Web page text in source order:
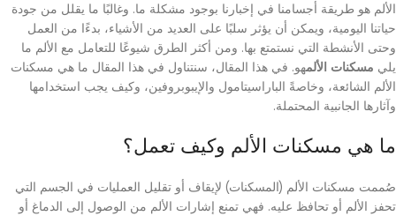
الألم هو طريقة أجسامنا في إخبارنا بوجود مشكلة ما. وغالبًا ما يقلل من جودة
حياتنا اليومية، ويمكن أن يؤثر سلبًا على العديد من الأشياء، بدءًا من العمل
وحتى الأنشطة التي نستمتع بها. ومن أكثر الطرق شيوعًا للتعامل مع الألم ما
يلي مسكنات الألمهو. في هذا المقال، سنتناول في هذا المقال ما هي مسكنات
الألم الشائعة، وخاصةً الباراسيتامول والإيبوبروفين، وكيف يجب استخدامها
وآثارها الجانبية المحتملة.
ما هي مسكنات الألم وكيف تعمل؟
صُممت مسكنات الألم (المسكنات) لإيقاف أو تقليل العمليات في الجسم التي
تحفز الألم أو تحافظ عليه. فهي تمنع إشارات الألم من الوصول إلى الدماغ أو